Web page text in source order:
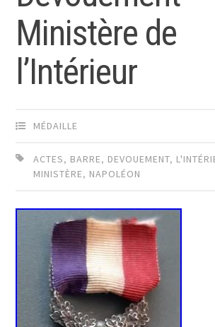
Ministère de
l’Intérieur
MÉDAILLE
ACTES, BARRE, DEVOUEMENT,
MINISTÈRE, NAPOLÉON